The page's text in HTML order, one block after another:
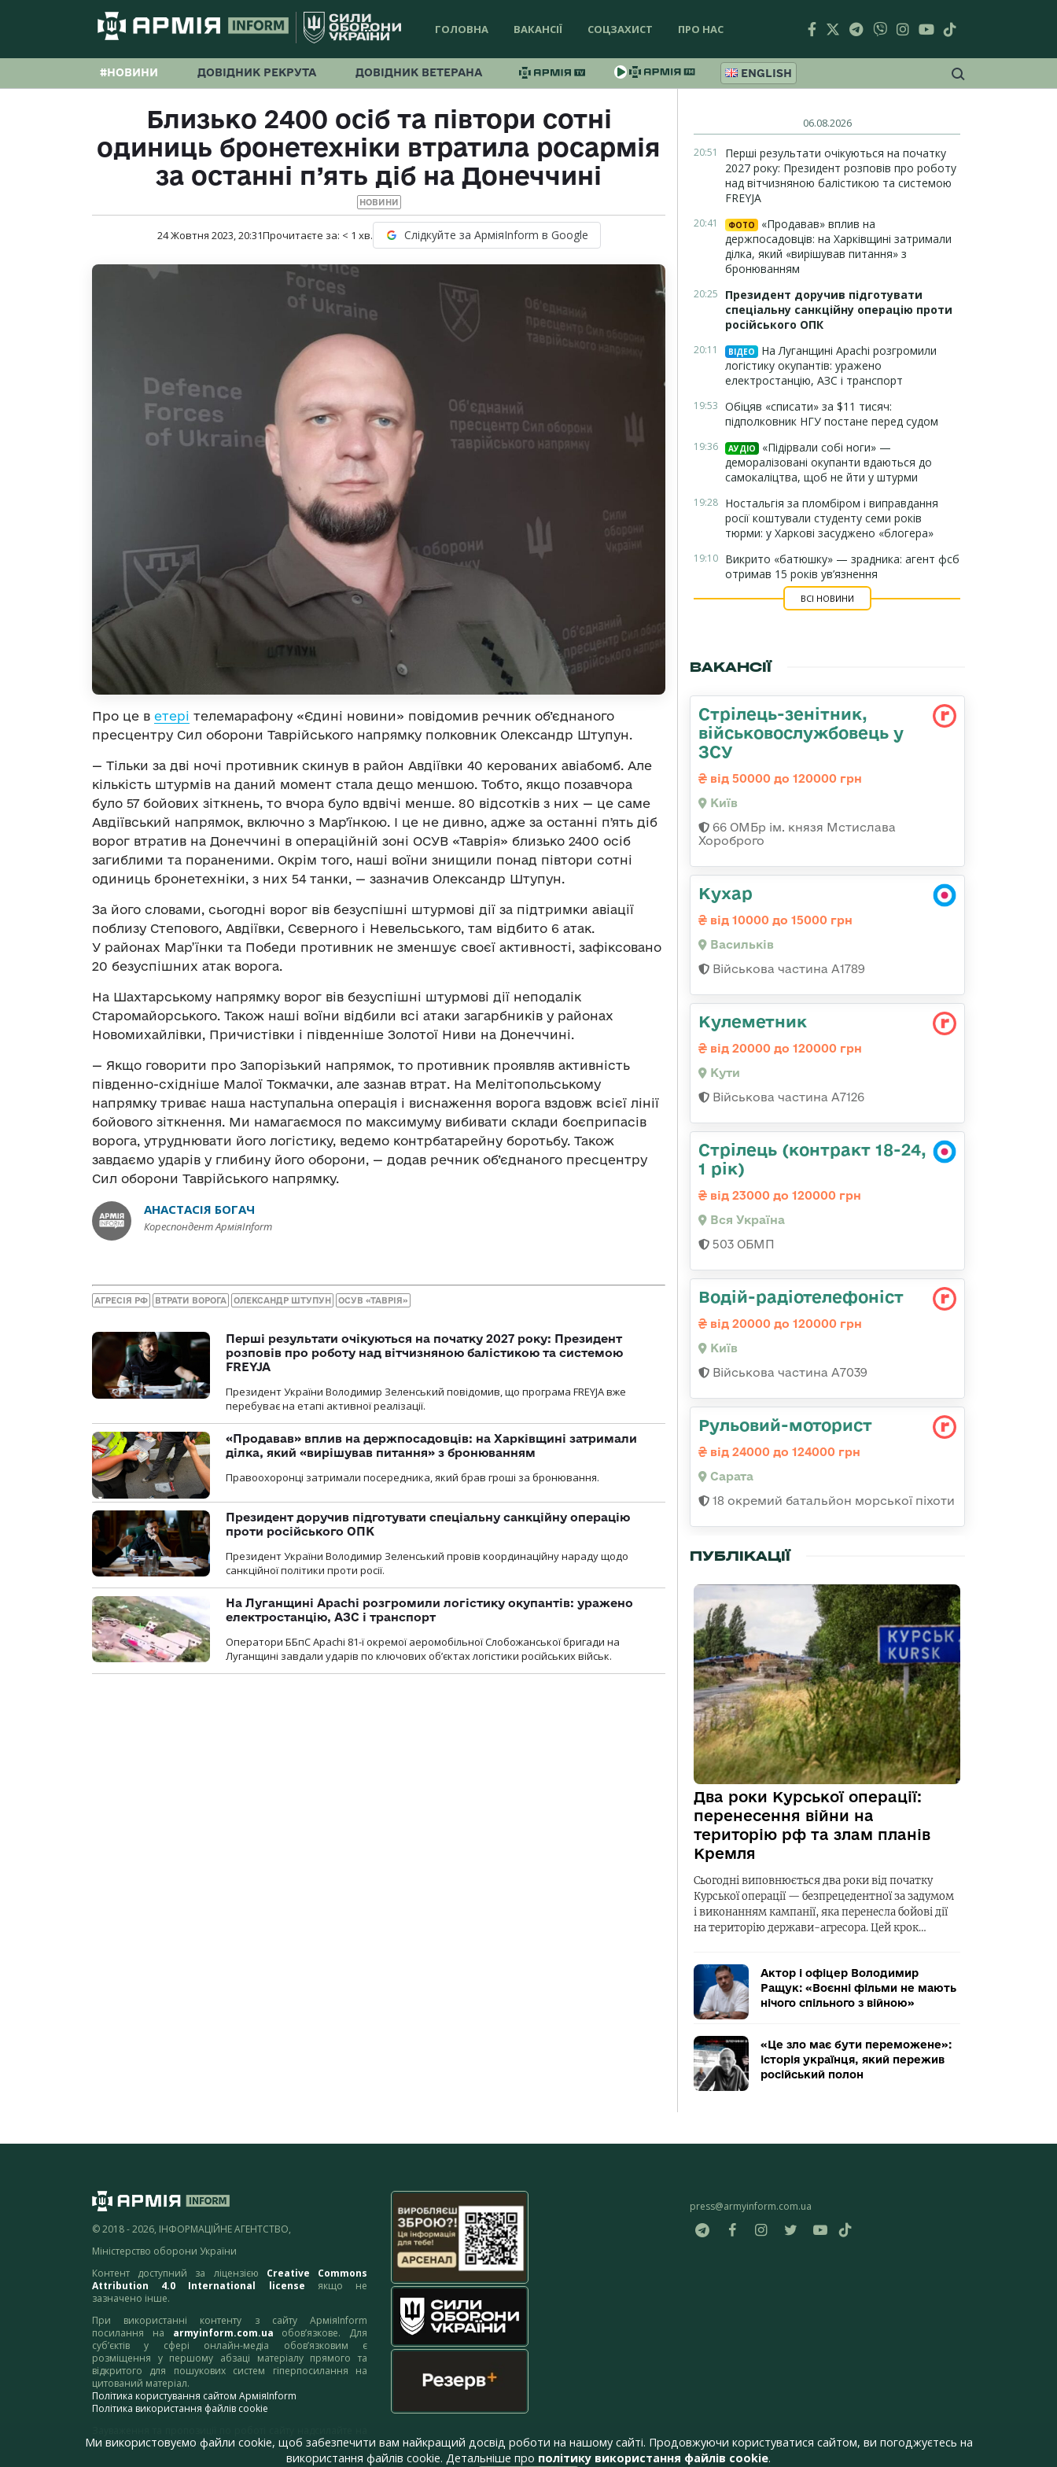
ГОЛОВНА ВАКАНСІЇ СОЦЗАХИСТ ПРО НАС
#НОВИНИ ДОВІДНИК РЕКРУТА ДОВІДНИК ВЕТЕРАНА ENGLISH
Близько 2400 осіб та півтори сотні
одиниць бронетехніки втратила росармія
за останні п’ять діб на Донеччині
НОВИНИ
24 Жовтня 2023, 20:31Прочитаєте за: < 1 хв. Слідкуйте за АрміяInform в Google
Про це в етері телемарафону «Єдині новини» повідомив речник об’єднаного
пресцентру Сил оборони Таврійського напрямку полковник Олександр Штупун.
— Тільки за дві ночі противник скинув в район Авдіївки 40 керованих авіабомб. Але
кількість штурмів на даний момент стала дещо меншою. Тобто, якщо позавчора
було 57 бойових зіткнень, то вчора було вдвічі менше. 80 відсотків з них — це саме
Авдіївський напрямок, включно з Марʼїнкою. І це не дивно, адже за останні пʼять діб
ворог втратив на Донеччині в операційній зоні ОСУВ «Таврія» близько 2400 осіб
загиблими та пораненими. Окрім того, наші воїни знищили понад півтори сотні
одиниць бронетехніки, з них 54 танки, — зазначив Олександр Штупун.
За його словами, сьогодні ворог вів безуспішні штурмові дії за підтримки авіації
поблизу Степового, Авдіївки, Сєверного і Невельського, там відбито 6 атак.
У районах Мар’їнки та Победи противник не зменшує своєї активності, зафіксовано
20 безуспішних атак ворога.
На Шахтарському напрямку ворог вів безуспішні штурмові дії неподалік
Старомайорського. Також наші воїни відбили всі атаки загарбників у районах
Новомихайлівки, Причистівки і південніше Золотої Ниви на Донеччині.
— Якщо говорити про Запорізький напрямок, то противник проявляв активність
південно-східніше Малої Токмачки, але зазнав втрат. На Мелітопольському
напрямку триває наша наступальна операція і виснаження ворога вздовж всієї лінії
бойового зіткнення. Ми намагаємося по максимуму вибивати склади боєприпасів
ворога, утруднювати його логістику, ведемо контрбатарейну боротьбу. Також
завдаємо ударів у глибину його оборони, — додав речник об’єднаного пресцентру
Сил оборони Таврійського напрямку.
АНАСТАСІЯ БОГАЧ
Кореспондент АрміяInform
АГРЕСІЯ РФ ВТРАТИ ВОРОГА ОЛЕКСАНДР ШТУПУН ОСУВ «ТАВРІЯ»
Перші результати очікуються на початку 2027 року: Президент
розповів про роботу над вітчизняною балістикою та системою
FREYJA
Президент України Володимир Зеленський повідомив, що програма FREYJA вже
перебуває на етапі активної реалізації.
«Продавав» вплив на держпосадовців: на Харківщині затримали
ділка, який «вирішував питання» з бронюванням
Правоохоронці затримали посередника, який брав гроші за бронювання.
Президент доручив підготувати спеціальну санкційну операцію
проти російського ОПК
Президент України Володимир Зеленський провів координаційну нараду щодо
санкційної політики проти росії.
На Луганщині Apachi розгромили логістику окупантів: уражено
електростанцію, АЗС і транспорт
Оператори ББпС Apachi 81-ї окремої аеромобільної Слобожанської бригади на
Луганщині завдали ударів по ключових об’єктах логістики російських військ.
06.08.2026
20:51
Перші результати очікуються на початку
2027 року: Президент розповів про роботу
над вітчизняною балістикою та системою
FREYJA
20:41 ФОТО
«Продавав» вплив на
держпосадовців: на Харківщині затримали
ділка, який «вирішував питання» з
бронюванням
20:25
Президент доручив підготувати
спеціальну санкційну операцію проти
російського ОПК
20:11 ВІДЕО
На Луганщині Apachi розгромили
логістику окупантів: уражено
електростанцію, АЗС і транспорт
19:53 Обіцяв «списати» за $11 тисяч:
підполковник НГУ постане перед судом
19:36 АУДІО
«Підірвали собі ноги» —
деморалізовані окупанти вдаються до
самокаліцтва, щоб не йти у штурми
19:28 Ностальгія за пломбіром і виправдання
росії коштували студенту семи років
тюрми: у Харкові засуджено «блогера»
19:10 Викрито «батюшку» — зрадника: агент фсб
отримав 15 років ув’язнення
ВСІ НОВИНИ
ВАКАНСІЇ
Стрілець-зенітник,
військовослужбовець у
ЗСУ
від 50000 до 120000 грн
Київ
66 ОМБр ім. князя Мстислава
Хороброго
Кухар
від 10000 до 15000 грн
Васильків
Військова частина А1789
Кулеметник
від 20000 до 120000 грн
Кути
Військова частина А7126
Стрілець (контракт 18-24,
1 рік)
від 23000 до 120000 грн
Вся Україна
503 ОБМП
Водій-радіотелефоніст
від 20000 до 120000 грн
Київ
Військова частина А7039
Рульовий-моторист
від 24000 до 124000 грн
Сарата
18 окремий батальйон морської піхоти
ПУБЛІКАЦІЇ
Два роки Курської операції:
перенесення війни на
територію рф та злам планів
Кремля
Сьогодні виповнюється два роки від початку
Курської операції — безпрецедентної за задумом
і виконанням кампанії, яка перенесла бойові дії
на територію держави-агресора. Цей крок…
Актор і офіцер Володимир
Ращук: «Воєнні фільми не мають
нічого спільного з війною»
«Це зло має бути переможене»:
історія українця, який пережив
російський полон
© 2018 - 2026, ІНФОРМАЦІЙНЕ АГЕНТСТВО,
Міністерство оборони України
Контент доступний за ліцензією Creative Commons
Attribution 4.0 International license якщо не
зазначено інше.
При використанні контенту з сайту АрміяInform
посилання на armyinform.com.ua обов’язкове. Для
суб’єктів у сфері онлайн-медіа обов’язковим є
розміщення у першому абзаці матеріалу прямого та
відкритого для пошукових систем гіперпосилання на
цитований матеріал.
Політика користування сайтом АрміяInform
Політика використання файлів cookie
адресу:webmaster@armyinform.com.ua
press@armyinform.com.ua
Ми використовуємо файли cookie, щоб забезпечити вам найкращий досвід роботи на нашому сайті. Продовжуючи користуватися сайтом, ви погоджуєтесь на
використання файлів cookie. Детальніше про політику використання файлів cookie.